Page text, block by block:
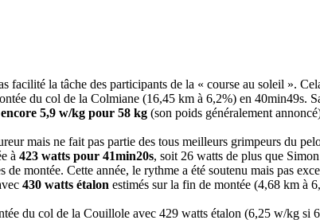
facilité la tâche des participants de la « course au soleil ».
du col de la Colmiane (16,45 km à 6,2%) en 40min49s.
5,9 w/kg pour 58 kg (son poids généralement
mais ne fait pas partie des tous meilleurs grimpeurs du
à 423 watts pour 41min20s, soit 26 watts de plus que
montée. Cette année, le rythme a été soutenu mais pas
430 watts étalon estimés sur la fin de montée (4,68 km à
du col de la Couillole avec 429 watts étalon (6,25 w/kg si